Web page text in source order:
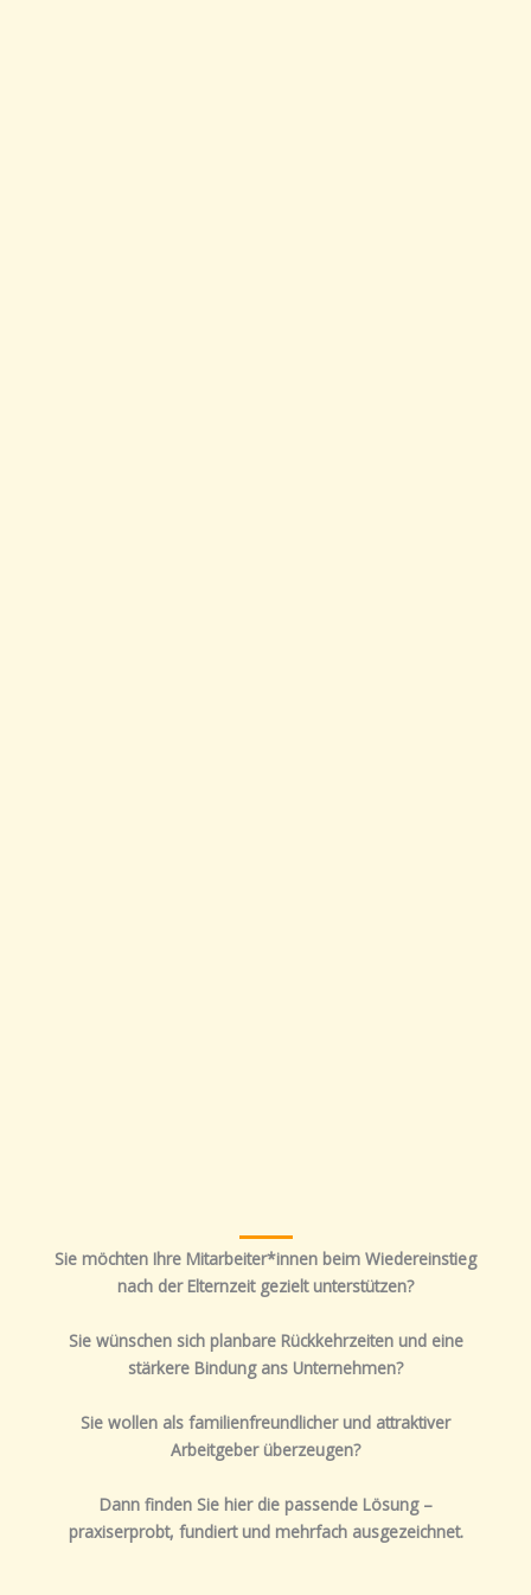
Sie möchten Ihre Mitarbeiter*innen beim Wiedereinstieg
nach der Elternzeit gezielt unterstützen?
Sie wünschen sich planbare Rückkehrzeiten und eine
stärkere Bindung ans Unternehmen?
Sie wollen als familienfreundlicher und attraktiver
Arbeitgeber überzeugen?
Dann finden Sie hier die passende Lösung –
praxiserprobt, fundiert und mehrfach ausgezeichnet.